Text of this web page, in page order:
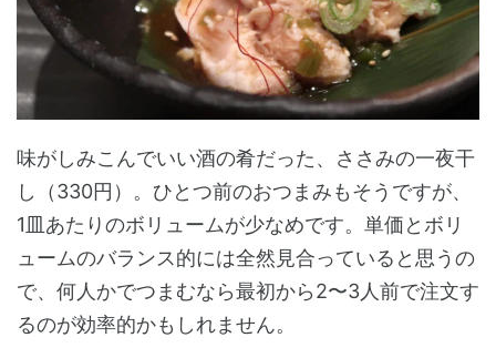
味がしみこんでいい酒の肴だった、ささみの一夜干
し（330円）。ひとつ前のおつまみもそうですが、
1皿あたりのボリュームが少なめです。単価とボリ
ュームのバランス的には全然見合っていると思うの
で、何人かでつまむなら最初から2〜3人前で注文す
るのが効率的かもしれません。